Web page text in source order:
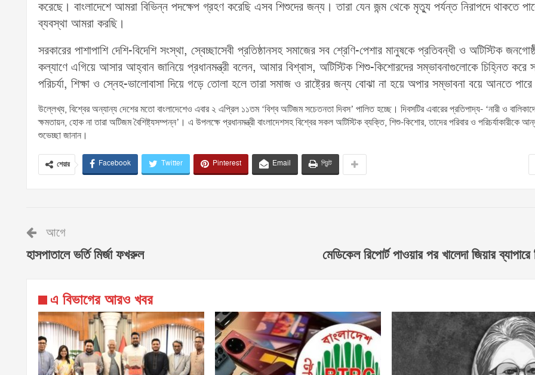
করেছে। বাংলাদেশে আমরা বিভিন্ন পদক্ষেপ গ্রহণ করেছি এসব শিশুদের জন্য। তারা যেন জন্ম থেকে মৃত্যু পর্যন্ত নিরাপদে থাকতে
ব্যবস্থা আমরা করছি।
সরকারের পাশাপাশি দেশি-বিদেশি সংস্থা, স্বেচ্ছাসেবী প্রতিষ্ঠানসহ সমাজের সব শ্রেণি-পেশার মানুষকে প্রতিবন্ধী ও অটিস্টিক
কল্যাণে এগিয়ে আসার আহ্বান জানিয়ে প্রধানমন্ত্রী বলেন, আমার বিশ্বাস, অটিস্টিক শিশু-কিশোরদের সম্ভাবনাগুলোকে চিহ্নিত করে
পরিচর্যা, শিক্ষা ও স্নেহ-ভালোবাসা দিয়ে গড়ে তোলা হলে তারা সমাজ ও রাষ্ট্রের জন্য বোঝা না হয়ে অপার সম্ভাবনা বয়ে আনতে
উল্লেখ্য, বিশ্বের অন্যান্য দেশের মতো বাংলাদেশেও এবার ২ এপ্রিল ১১তম ‘বিশ্ব অটিজম সচেতনতা দিবস’ পালিত হচ্ছে। দিবসটির এবারের প্রতিপাদ্য- ‘নারী ও
ক্ষমতায়ন, হোক না তারা অটিজম বৈশিষ্ট্যসম্পন্ন’। এ উপলক্ষে প্রধানমন্ত্রী বাংলাদেশসহ বিশ্বের সকল অটিস্টিক ব্যক্তি, শিশু-কিশোর, তাদের পরিবার ও পরিচর্যাকারীকে
শুভেচ্ছা জানান।
শেয়ার Facebook Twitter Pinterest Email প্রিন্ট
আগে
হাসপাতালে ভর্তি মির্জা ফখরুল মেডিকেল রিপোর্ট পাওয়ার পর খালেদা জিয়ার
এ বিভাগের আরও খবর